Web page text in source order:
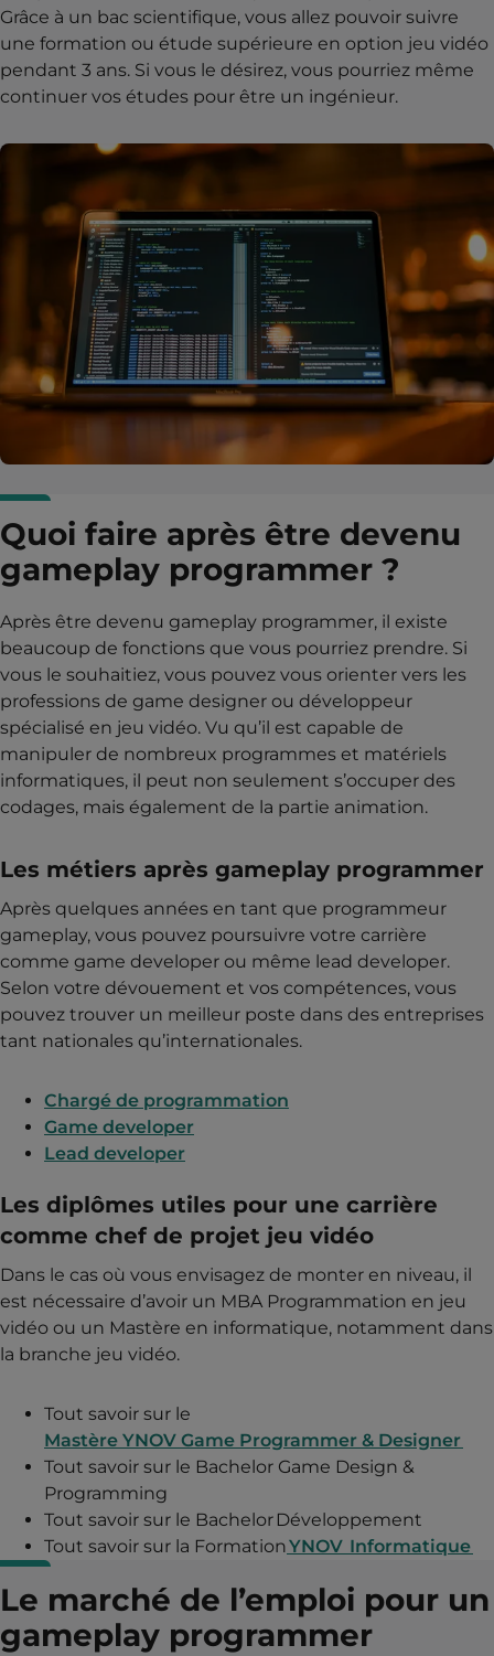
Grâce à un bac scientifique, vous allez pouvoir suivre
une formation ou étude supérieure en option jeu vidéo
pendant 3 ans. Si vous le désirez, vous pourriez même
continuer vos études pour être un ingénieur.
Quoi faire après être devenu
gameplay programmer ?
Après être devenu gameplay programmer, il existe
beaucoup de fonctions que vous pourriez prendre. Si
vous le souhaitiez, vous pouvez vous orienter vers les
professions de game designer ou développeur
spécialisé en jeu vidéo. Vu qu’il est capable de
manipuler de nombreux programmes et matériels
informatiques, il peut non seulement s’occuper des
codages, mais également de la partie animation.
Les métiers après gameplay programmer
Après quelques années en tant que programmeur
gameplay, vous pouvez poursuivre votre carrière
comme game developer ou même lead developer.
Selon votre dévouement et vos compétences, vous
pouvez trouver un meilleur poste dans des entreprises
tant nationales qu’internationales.
Chargé de programmation
Game developer
Lead developer
Les diplômes utiles pour une carrière
comme chef de projet jeu vidéo
Dans le cas où vous envisagez de monter en niveau, il
est nécessaire d’avoir un MBA Programmation en jeu
vidéo ou un Mastère en informatique, notamment dans
la branche jeu vidéo.
Tout savoir sur le
Mastère YNOV Game Programmer & Designer
Tout savoir sur le Bachelor Game Design &
Programming
Tout savoir sur le Bachelor Développement
Tout savoir sur la FormationYNOV Informatique
Le marché de l’emploi pour un
gameplay programmer